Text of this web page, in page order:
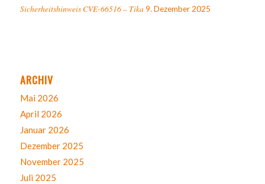
Sicherheitshinweis CVE-66516 – Tika 9. Dezember 2025
ARCHIV
Mai 2026
April 2026
Januar 2026
Dezember 2025
November 2025
Juli 2025